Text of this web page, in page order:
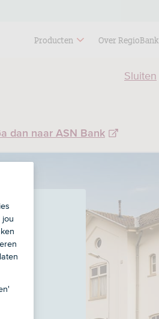
dan naar ASN Bank
Sluiten
Producten Over RegioBank
jou